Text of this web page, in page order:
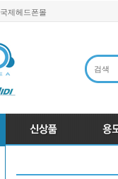
국제헤드폰몰